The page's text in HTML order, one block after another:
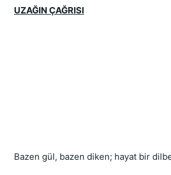
UZAĞIN ÇAĞRISI
Bazen gül, bazen diken; hayat bir